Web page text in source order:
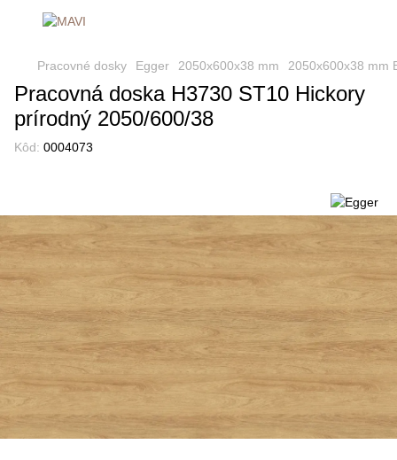
Pracovné dosky Egger 2050х600х38 mm 2050х600х38 mm
Pracovná doska H3730 ST10 Hickory
prírodný 2050/600/38
Kôd: 0004073